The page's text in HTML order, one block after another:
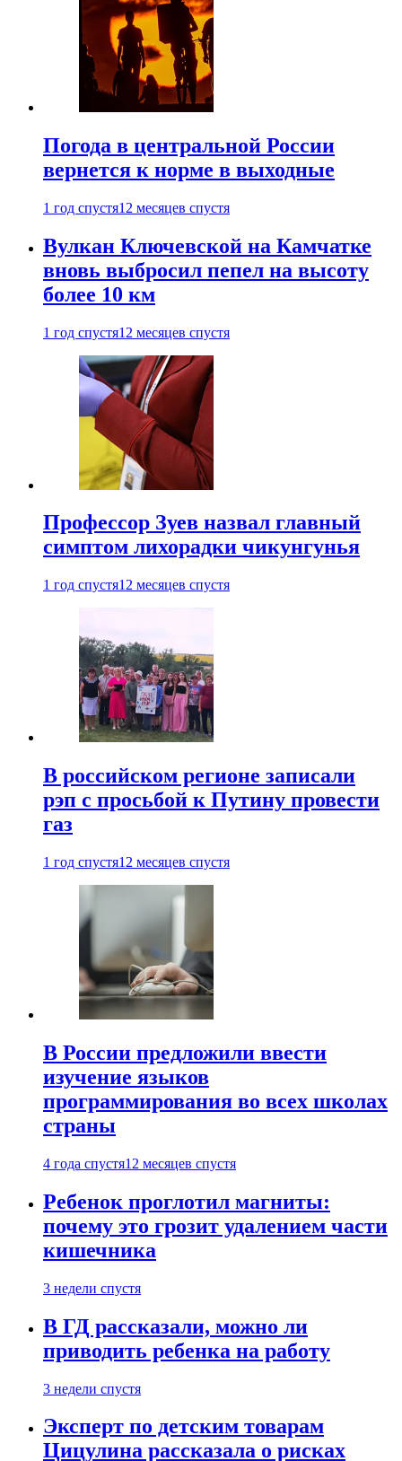
Погода в центральной России
вернется к норме в выходные
1 год спустя12 месяцев спустя
Вулкан Ключевской на Камчатке
вновь выбросил пепел на высоту
более 10 км
1 год спустя12 месяцев спустя
Профессор Зуев назвал главный
симптом лихорадки чикунгунья
1 год спустя12 месяцев спустя
В российском регионе записали
рэп с просьбой к Путину провести
газ
1 год спустя12 месяцев спустя
В России предложили ввести
изучение языков
программирования во всех школах
страны
4 года спустя12 месяцев спустя
Ребенок проглотил магниты:
почему это грозит удалением части
кишечника
3 недели спустя
В ГД рассказали, можно ли
приводить ребенка на работу
3 недели спустя
Эксперт по детским товарам
Цицулина рассказала о рисках